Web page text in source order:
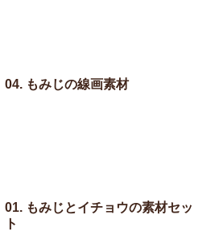
04. もみじの線画素材
01. もみじとイチョウの素材セッ
ト